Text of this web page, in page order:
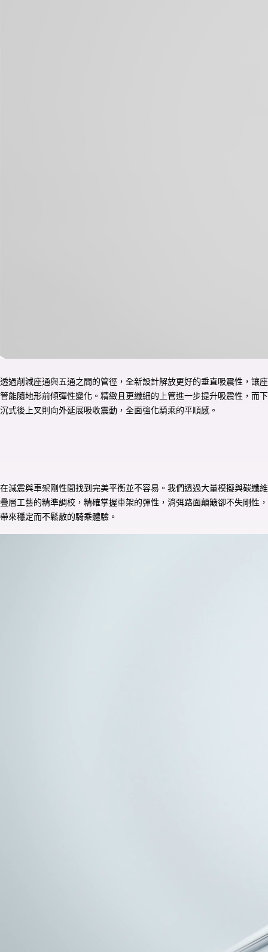
透過削減座通與五通之間的管徑，全新設計解放更好的垂直吸震性，讓座
管能隨地形前傾彈性變化。精緻且更纖細的上管進一步提升吸震性，而下
沉式後上叉則向外延展吸收震動，全面強化騎乘的平順感。
在減震與車架剛性間找到完美平衡並不容易。我們透過大量模擬與碳纖維
疊層工藝的精準調校，精確掌握車架的彈性，消弭路面顛簸卻不失剛性，
帶來穩定而不鬆散的騎乘體驗。